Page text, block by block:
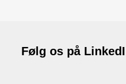
Følg os på